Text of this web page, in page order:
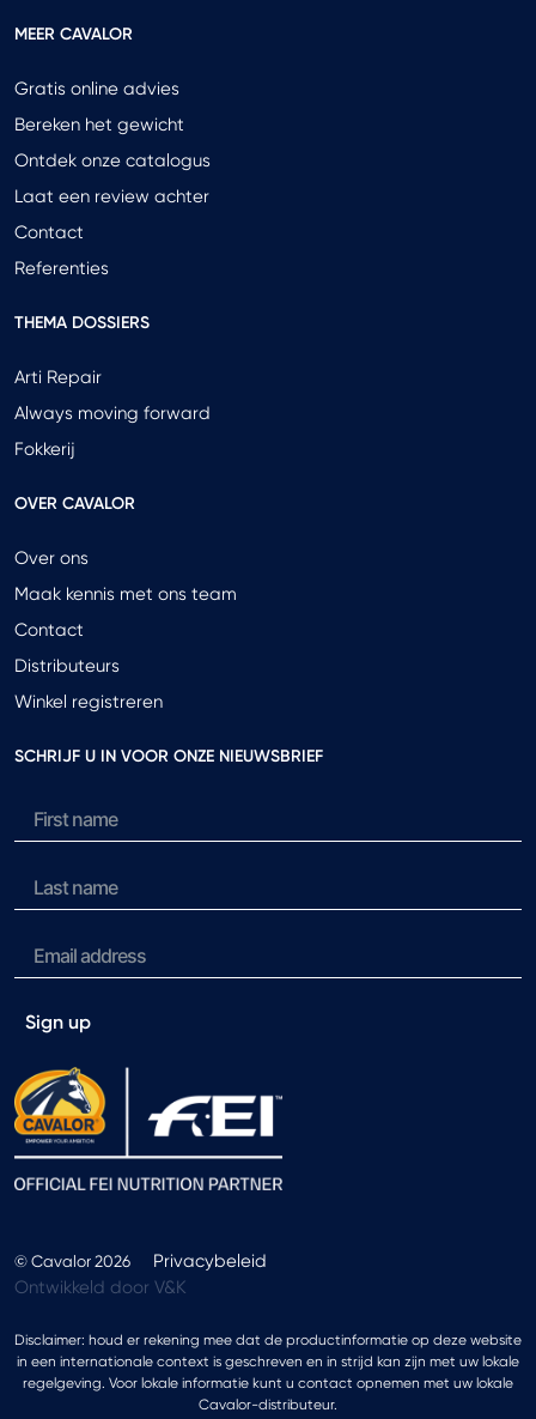
MEER CAVALOR
Gratis online advies
Bereken het gewicht
Ontdek onze catalogus
Laat een review achter
Contact
Referenties
THEMA DOSSIERS
Arti Repair
Always moving forward
Fokkerij
OVER CAVALOR
Over ons
Maak kennis met ons team
Contact
Distributeurs
Winkel registreren
SCHRIJF U IN VOOR ONZE NIEUWSBRIEF
Sign up
© Cavalor 2026
Privacybeleid
Ontwikkeld door V&K
Disclaimer: houd er rekening mee dat de productinformatie op deze website
in een internationale context is geschreven en in strijd kan zijn met uw lokale
regelgeving. Voor lokale informatie kunt u contact opnemen met uw lokale
Cavalor-distributeur.